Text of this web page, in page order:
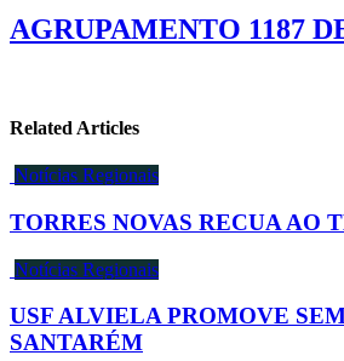
AGRUPAMENTO 1187
Related Articles
Notícias Regionais
TORRES NOVAS RECUA AO
Notícias Regionais
USF ALVIELA PROMOVE
SANTARÉM